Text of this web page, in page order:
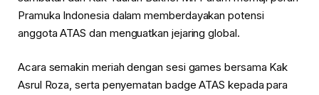
Pramuka Indonesia dalam memberdayakan potensi
anggota ATAS dan menguatkan jejaring global.
Acara semakin meriah dengan sesi games bersama Kak
Asrul Roza, serta penyematan badge ATAS kepada para